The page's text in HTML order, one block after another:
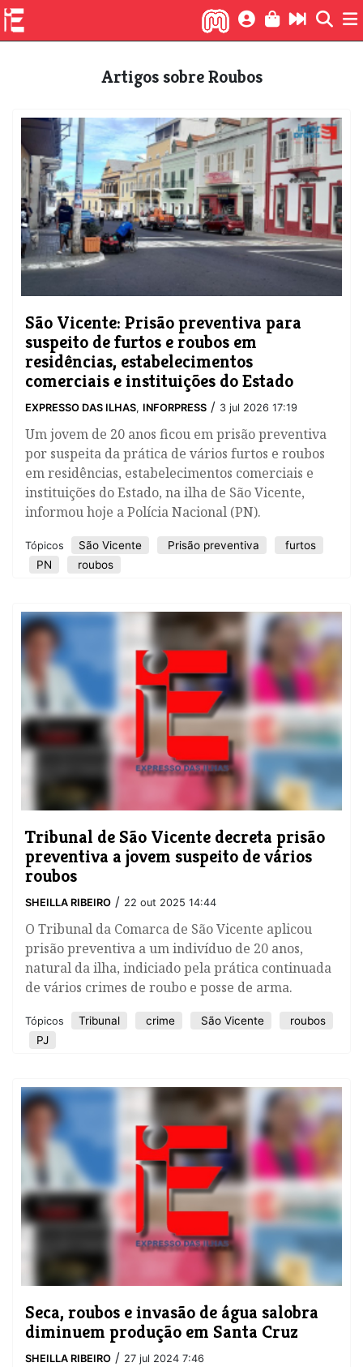
Artigos sobre Roubos
São Vicente: Prisão preventiva para
suspeito de furtos e roubos em
residências, estabelecimentos
comerciais e instituições do Estado
EXPRESSO DAS ILHAS, INFORPRESS / 3 jul 2026 17:19
​Um jovem de 20 anos ficou em prisão preventiva
por suspeita da prática de vários furtos e roubos
em residências, estabelecimentos comerciais e
instituições do Estado, na ilha de São Vicente,
informou hoje a Polícia Nacional (PN).
Tópicos São Vicente Prisão preventiva
furtos
PN
roubos
Tribunal de São Vicente decreta prisão
preventiva a jovem suspeito de vários
roubos
SHEILLA RIBEIRO / 22 out 2025 14:44
O Tribunal da Comarca de São Vicente aplicou
prisão preventiva a um indivíduo de 20 anos,
natural da ilha, indiciado pela prática continuada
de vários crimes de roubo e posse de arma.
Tópicos Tribunal crime São Vicente
roubos
PJ
Seca, roubos e invasão de água salobra
diminuem produção em Santa Cruz
SHEILLA RIBEIRO / 27 jul 2024 7:46